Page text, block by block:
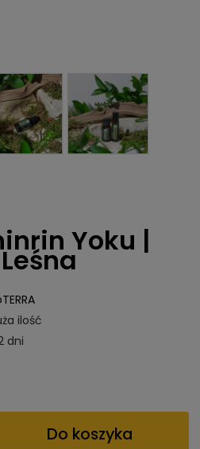
Yoku |
ilość
dni
Do koszyka